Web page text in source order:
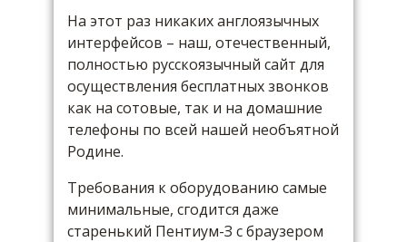
На этот раз никаких англоязычных
интерфейсов – наш, отечественный,
полностью русскоязычный сайт для
осуществления бесплатных звонков
как на сотовые, так и на домашние
телефоны по всей нашей необъятной
Родине.
Требования к оборудованию самые
минимальные, сгодится даже
старенький Пентиум-З с браузером